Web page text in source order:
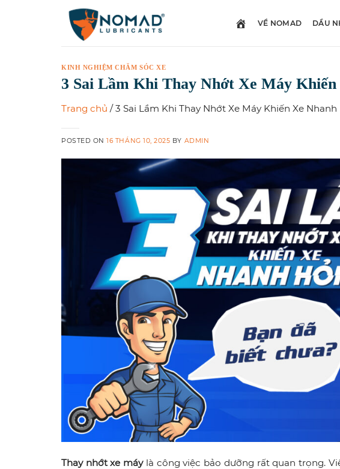
VỀ NOMAD DẦU
KINH NGHIỆM CHĂM SÓC XE
3 Sai Lầm Khi Thay Nhớt Xe Máy Khiến
Trang chủ / 3 Sai Lầm Khi Thay Nhớt Xe Máy Khiến Xe Nhanh
POSTED ON16 THÁNG 10, 2025 BY ADMIN
Thay nhớt xe máylà công việc bảo dưỡng rất quan trọng.